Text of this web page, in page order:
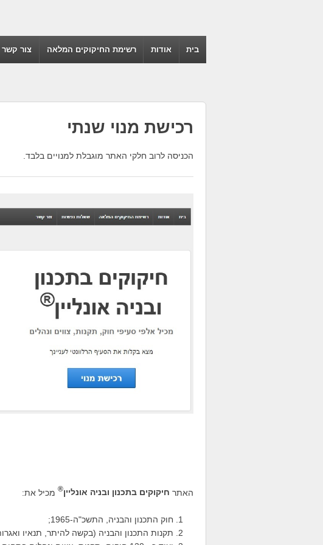
בית אודות רשימת החיקוקים המלאה צור קשר
רכישת מנוי שנתי
הכניסה לרוב חלקי האתר מוגבלת למנויים בלבד.
האתר חיקוקים בתכנון ובניה אונליין® מכיל את:
חוק התכנון והבניה, התשכ"ה-1965;
תקנות התכנון והבניה (בקשה להיתר, תנאיו